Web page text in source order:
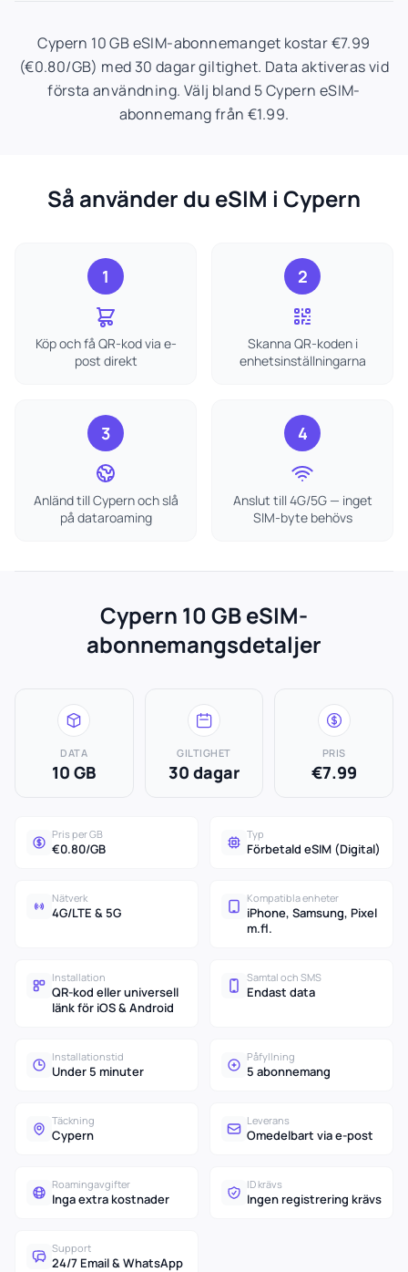
Cypern 10 GB eSIM-abonnemanget kostar €7.99
(€0.80/GB) med 30 dagar giltighet. Data aktiveras vid
första användning. Välj bland 5 Cypern eSIM-
abonnemang från €1.99.
Så använder du eSIM i Cypern
1
Köp och få QR-kod via e-
post direkt
2
Skanna QR-koden i
enhetsinställningarna
3
Anländ till Cypern och slå
på dataroaming
4
Anslut till 4G/5G — inget
SIM-byte behövs
Cypern 10 GB eSIM-
abonnemangsdetaljer
DATA
10 GB
GILTIGHET
30 dagar
PRIS
€7.99
Pris per GB
€0.80/GB
Typ
Förbetald eSIM (Digital)
Nätverk
4G/LTE & 5G
Kompatibla enheter
iPhone, Samsung, Pixel
m.fl.
Installation
QR-kod eller universell
länk för iOS & Android
Samtal och SMS
Endast data
Installationstid
Under 5 minuter
Påfyllning
5 abonnemang
Täckning
Cypern
Leverans
Omedelbart via e-post
Roamingavgifter
Inga extra kostnader
ID krävs
Ingen registrering krävs
Support
24/7 Email & WhatsApp